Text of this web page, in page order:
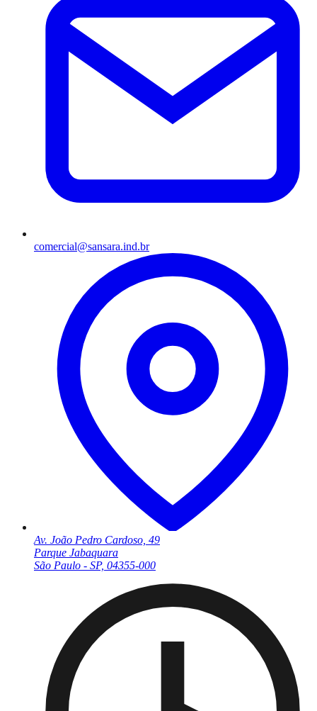
comercial@sansara.ind.br
Av. João Pedro Cardoso, 49
Parque Jabaquara
São Paulo - SP, 04355-000